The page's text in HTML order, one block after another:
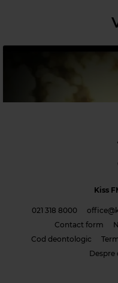
Costi & Adrian Saguna & Benzol
Kiss
021 318 8000
Contact form
Cod deontologic
Despre